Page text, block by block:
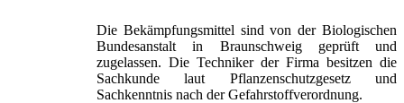
Die Bekämpfungsmittel sind von der Biologischen
Bundesanstalt in Braunschweig geprüft und
zugelassen. Die Techniker der Firma besitzen die
Sachkunde laut Pflanzenschutzgesetz und
Sachkenntnis nach der Gefahrstoffverordnung.